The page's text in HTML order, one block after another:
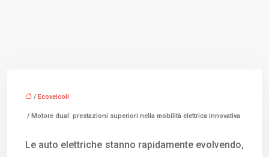
/ Ecoveicoli
/ Motore dual: prestazioni superiori nella mobilità elettrica innovativa
Le auto elettriche stanno rapidamente evolvendo,